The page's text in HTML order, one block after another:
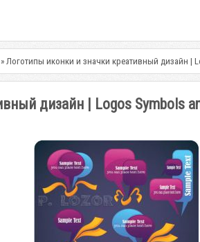
» Логотипы иконки и значки креативный дизайн |
дизайн | Logos Symbols